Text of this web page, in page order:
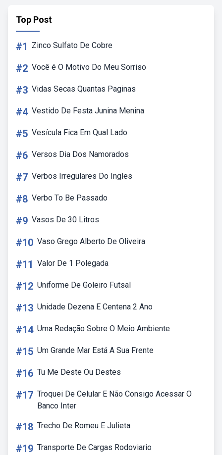
Top Post
#1 Zinco Sulfato De Cobre
#2 Você é O Motivo Do Meu Sorriso
#3 Vidas Secas Quantas Paginas
#4 Vestido De Festa Junina Menina
#5 Vesícula Fica Em Qual Lado
#6 Versos Dia Dos Namorados
#7 Verbos Irregulares Do Ingles
#8 Verbo To Be Passado
#9 Vasos De 30 Litros
#10 Vaso Grego Alberto De Oliveira
#11 Valor De 1 Polegada
#12 Uniforme De Goleiro Futsal
#13 Unidade Dezena E Centena 2 Ano
#14 Uma Redação Sobre O Meio Ambiente
#15 Um Grande Mar Está A Sua Frente
#16 Tu Me Deste Ou Destes
#17 Troquei De Celular E Não Consigo Acessar O
Banco Inter
#18 Trecho De Romeu E Julieta
#19 Transporte De Cargas Rodoviario